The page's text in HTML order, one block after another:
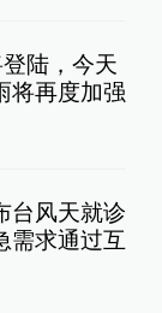
登陆，今天
将再度加强
台风天就诊
需求通过互